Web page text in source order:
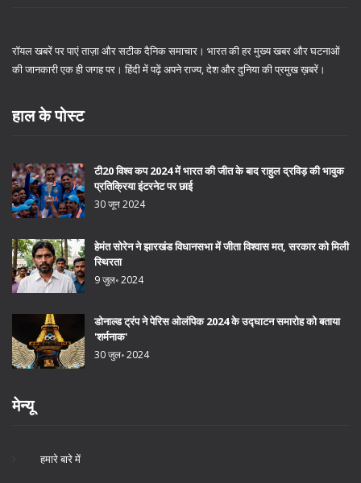
रॉयल खबरें पर पाएं ताज़ा और सटीक दैनिक समाचार। भारत की हर मुख्य खबर और घटनाओं
की जानकारी एक ही जगह पर। हिंदी में पढ़ें अपने राज्य, देश और दुनिया की प्रमुख ख़बरें।
हाल के पोस्ट
टी20 विश्व कप 2024 में भारत की जीत के बाद राहुल द्रविड़ की भावुक
प्रतिक्रिया इंटरनेट पर छाई
30 जून 2024
हेमंत सोरेन ने झारखंड विधानसभा में जीता विश्वास मत, सरकार को मिली
स्थिरता
9 जुल॰ 2024
डोनाल्ड ट्रंप ने पेरिस ओलंपिक 2024 के उद्घाटन समारोह को बताया
'शर्मनाक'
30 जुल॰ 2024
मेन्यू
हमारे बारे में